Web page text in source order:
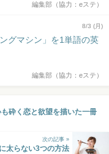
編集部（協力：eステ）
8/3 (月)
グマシン」を1単語の英
編集部（協力：eステ）
砕く恋と欲望を描いた一冊
次の記事 »
太らない3つの方法